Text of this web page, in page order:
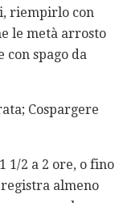
riempirlo con
le metà arrosto
con spago da
Cospargere
1/2 a 2 ore, o fino
almeno